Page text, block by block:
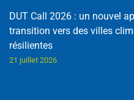
DUT Call 2026 : un nouvel
transition vers des villes
résilientes
21 juillet 2026